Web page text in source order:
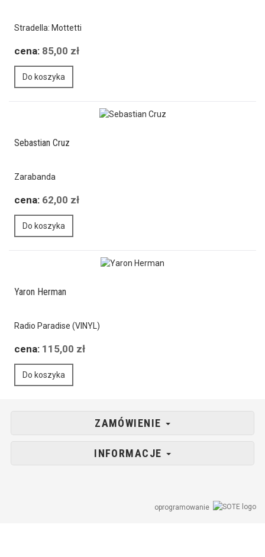
Stradella: Mottetti
cena: 85,00 zł
Do koszyka
Sebastian Cruz
Zarabanda
cena: 62,00 zł
Do koszyka
Yaron Herman
Radio Paradise (VINYL)
cena: 115,00 zł
Do koszyka
ZAMÓWIENIE
INFORMACJE
oprogramowanie